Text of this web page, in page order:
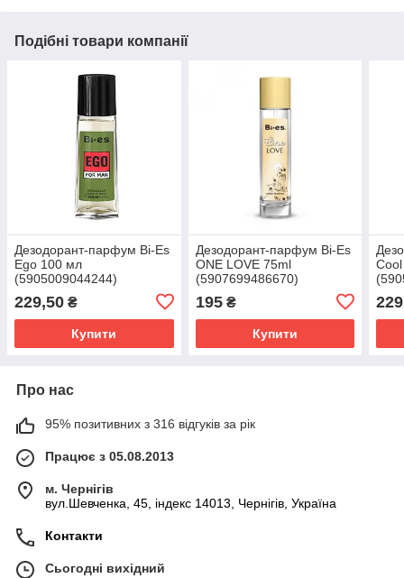
Подібні товари компанії
Дезодорант-парфум Bi-Es
Ego 100 мл
(5905009044244)
229,50 ₴
Купити
Дезодорант-парфум Bi-Es
ONE LOVE 75ml
(5907699486670)
195₴
Купити
Про нас
95% позитивних з 316 відгуків за рік
Працює з 05.08.2013
м. Чернігів
вул.Шевченка, 45, індекс 14013, Чернігів, Україна
Контакти
Сьогодні вихідний